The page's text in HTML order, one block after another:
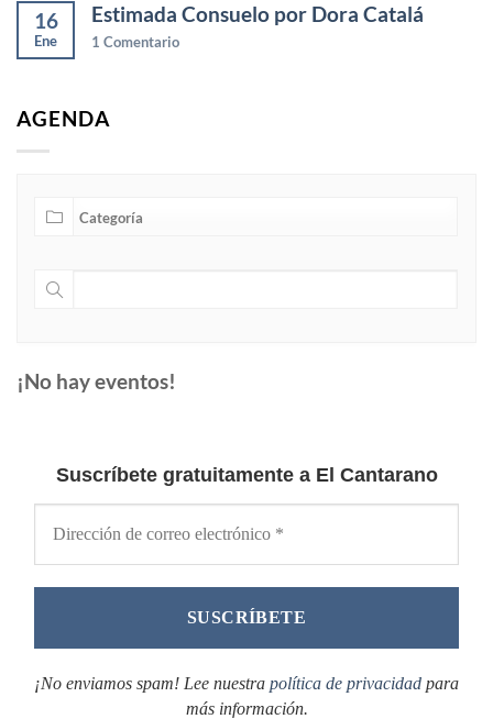
16
Ene
Estimada Consuelo por Dora Catalá
1 Comentario
AGENDA
¡No hay eventos!
Suscríbete gratuitamente a El Cantarano
¡No enviamos spam! Lee nuestra política de privacidad para
más información.